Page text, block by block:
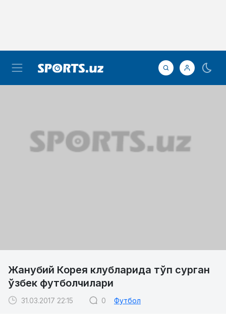
Жанубий Корея клубларида тўп сурган
ўзбек футболчилари
31.03.2017 22:15 0 Футбол